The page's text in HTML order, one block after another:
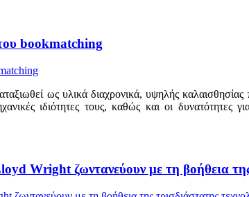
bookmatching
ως υλικά διαχρονικά, υψηλής
ιδιότητες τους, καθώς και οι
Wright ζωντανεύουν με τη βοήθεια της